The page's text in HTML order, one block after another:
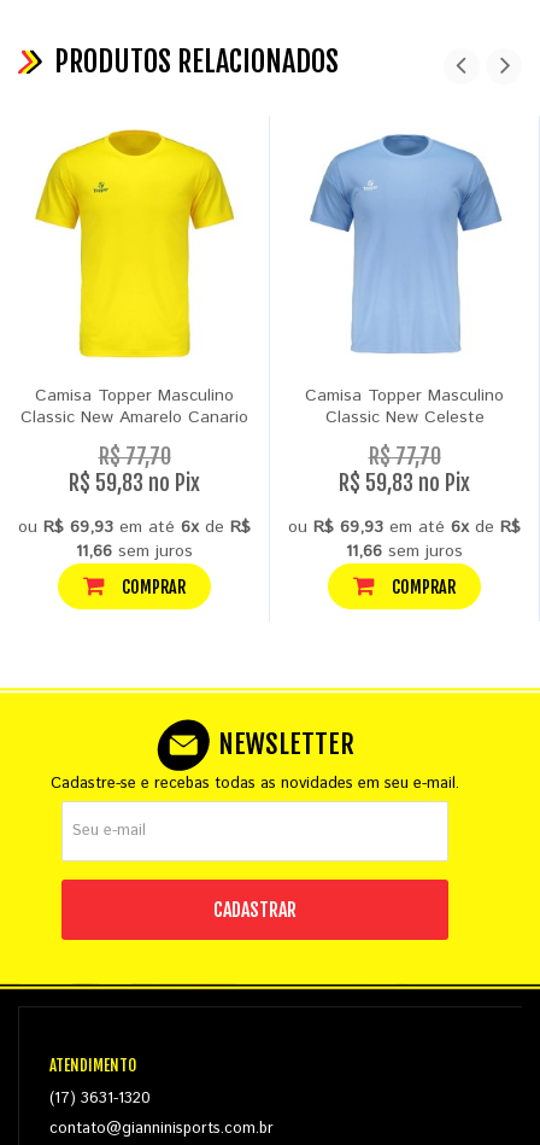
PRODUTOS RELACIONADOS
Camisa Topper Masculino
Classic New Amarelo Canario
R$ 77,70
R$ 59,83 no Pix
ou R$ 69,93 em até 6xde R$
11,66 sem juros
COMPRAR
Camisa Topper Masculino
Classic New Celeste
R$ 77,70
R$ 59,83 no Pix
ou R$ 69,93 em até 6xde R$
11,66 sem juros
COMPRAR
NEWSLETTER
Cadastre-se e recebas todas as novidades em seu e-mail.
CADASTRAR
ATENDIMENTO
(17) 3631-1320
contato@gianninisports.com.br